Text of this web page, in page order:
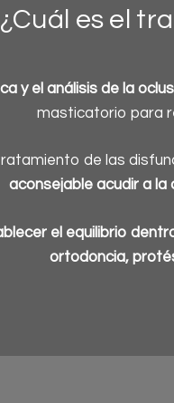
¿Cuál es el
y el análisis de la
masticatorio para
de las
aconsejable acudir a
el equilibrio
ortodoncia,